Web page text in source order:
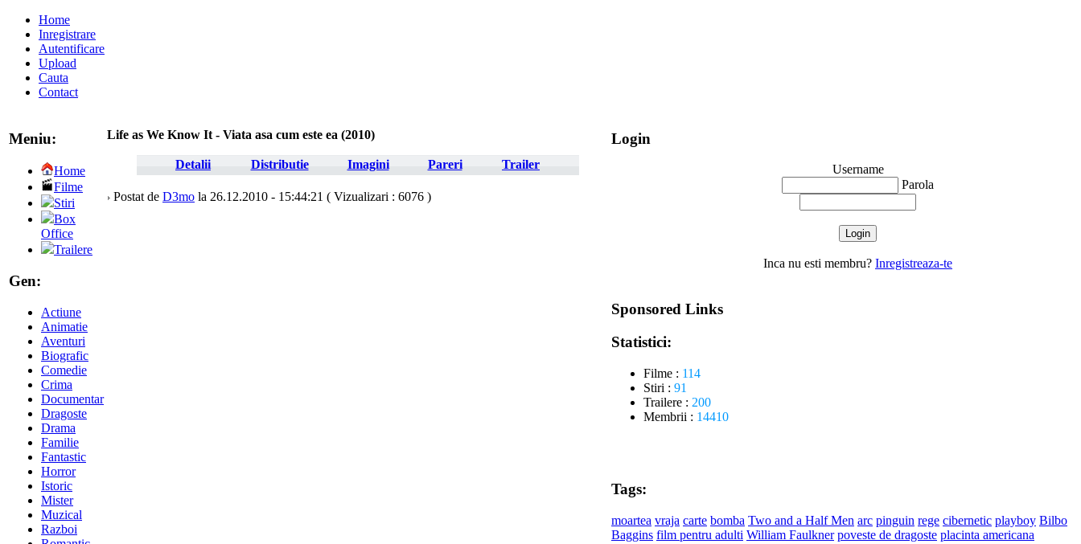
Home
Inregistrare
Autentificare
Upload
Cauta
Contact
Meniu:
Home
Filme
Stiri
Box
Office
Trailere
Gen:
Actiune
Animatie
Aventuri
Biografic
Comedie
Crima
Documentar
Dragoste
Drama
Familie
Fantastic
Horror
Istoric
Mister
Muzical
Razboi
Life as We Know It - Viata asa cum este ea (2010)
Detalii Distributie Imagini Pareri Trailer
Postat de D3mo la 26.12.2010 - 15:44:21 ( Vizualizari : 6076 )
Login
Username
Parola
Inca nu esti membru? Inregistreaza-te
Sponsored Links
Statistici:
Filme : 114
Stiri : 91
Trailere : 200
Membrii : 14410
Tags:
moartea vraja carte bomba Two and a Half Men arc pinguin rege cibernetic playboy Bilbo
Baggins film pentru adulti William Faulkner poveste de dragoste placinta americana